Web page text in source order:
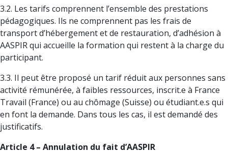
3.2. Les tarifs comprennent l’ensemble des prestations
pédagogiques. Ils ne comprennent pas les frais de
transport d’hébergement et de restauration, d’adhésion à
AASPIR qui accueille la formation qui restent à la charge du
participant.
3.3. Il peut être proposé un tarif réduit aux personnes sans
activité rémunérée, à faibles ressources, inscrit.e à France
Travail (France) ou au chômage (Suisse) ou étudiant.e.s qui
en font la demande. Dans tous les cas, il est demandé des
justificatifs.
Article 4 – Annulation du fait d’AASPIR